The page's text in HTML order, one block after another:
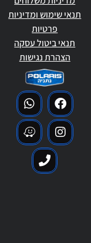
תנאי שימוש ומדיניות
פרטיות
תנאי ביטול עסקה
הצהרת נגישות